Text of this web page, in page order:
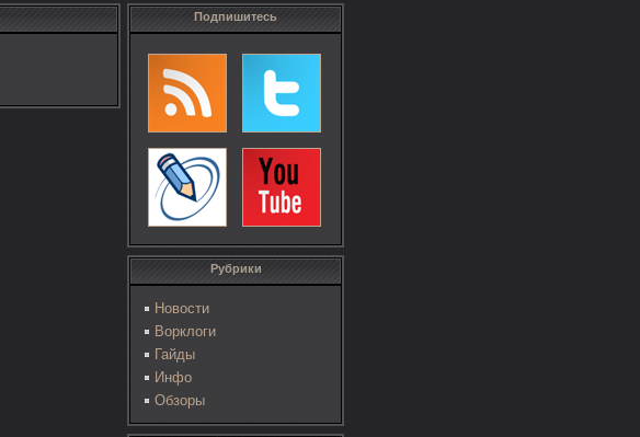
Подпишитесь
Рубрики
Новости
Ворклоги
Гайды
Инфо
Обзоры